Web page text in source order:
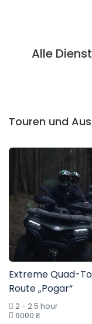
Alle
Touren und
Extreme Quad-
Route „Pogar“
2 - 2.5 hour
6000 ₴